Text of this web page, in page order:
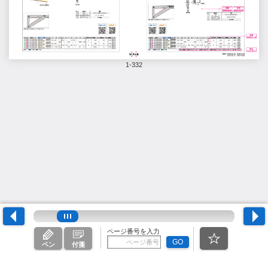
1-332
ペン 付箋
ページ番号を入力
GO